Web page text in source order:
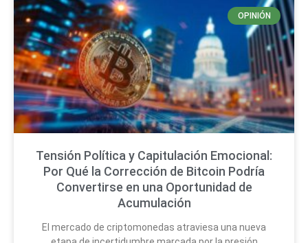
OPINIÓN
Tensión Política y Capitulación Emocional:
Por Qué la Corrección de Bitcoin Podría
Convertirse en una Oportunidad de
Acumulación
El mercado de criptomonedas atraviesa una nueva